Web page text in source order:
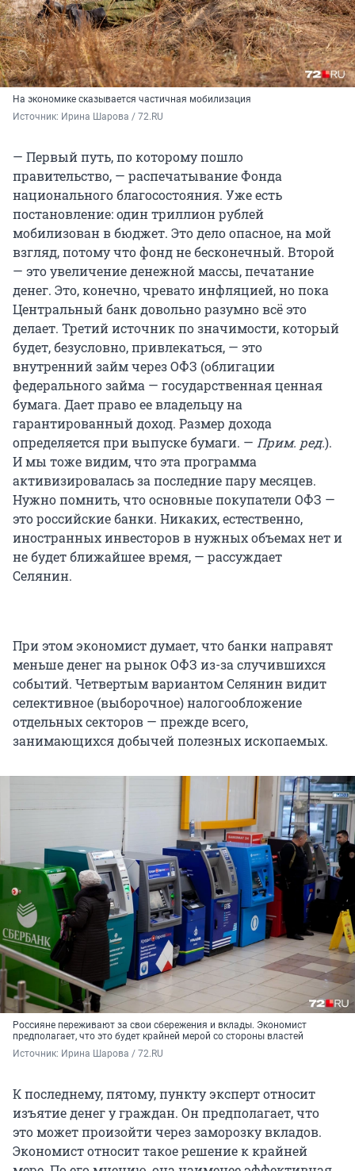
На экономике сказывается частичная мобилизация
Источник: Ирина Шарова / 72.RU
— Первый путь, по которому пошло
правительство, — распечатывание Фонда
национального благосостояния. Уже есть
постановление: один триллион рублей
мобилизован в бюджет. Это дело опасное, на мой
взгляд, потому что фонд не бесконечный. Второй
— это увеличение денежной массы, печатание
денег. Это, конечно, чревато инфляцией, но пока
Центральный банк довольно разумно всё это
делает. Третий источник по значимости, который
будет, безусловно, привлекаться, — это
внутренний займ через ОФЗ (облигации
федерального займа — государственная ценная
бумага. Дает право ее владельцу на
гарантированный доход. Размер дохода
определяется при выпуске бумаги. — Прим. ред.).
И мы тоже видим, что эта программа
активизировалась за последние пару месяцев.
Нужно помнить, что основные покупатели ОФЗ —
это российские банки. Никаких, естественно,
иностранных инвесторов в нужных объемах нет и
не будет ближайшее время, — рассуждает
Селянин.
При этом экономист думает, что банки направят
меньше денег на рынок ОФЗ из-за случившихся
событий. Четвертым вариантом Селянин видит
селективное (выборочное) налогообложение
отдельных секторов — прежде всего,
занимающихся добычей полезных ископаемых.
Россияне переживают за свои сбережения и вклады. Экономист
предполагает, что это будет крайней мерой со стороны властей
Источник: Ирина Шарова / 72.RU
К последнему, пятому, пункту эксперт относит
изъятие денег у граждан. Он предполагает, что
это может произойти через заморозку вкладов.
Экономист относит такое решение к крайней